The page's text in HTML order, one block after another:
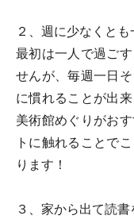
２、週に少なくと
最初は一人で過ご
せんが、毎週一日
に慣れることが出
美術館めぐりがお
トに触れることで
ります！
３、家から出て読書